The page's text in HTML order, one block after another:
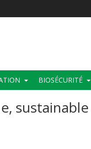
BIOSÉCURITÉ